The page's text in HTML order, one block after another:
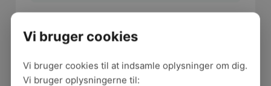
Det får du med
Efter temamødet vil du have fået:
Vi bruger cookies
Vi bruger cookies til at indsamle oplysninger om dig.
Vi bruger oplysningerne til: